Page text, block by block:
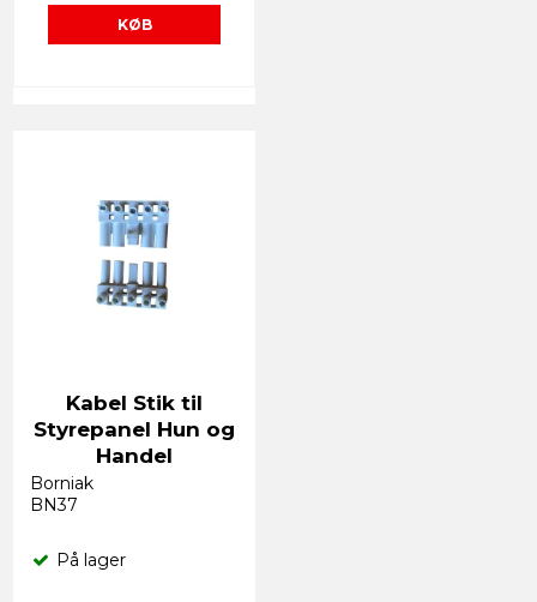
KØB
Kabel Stik til
Styrepanel Hun og
Handel
Borniak
BN37
På lager